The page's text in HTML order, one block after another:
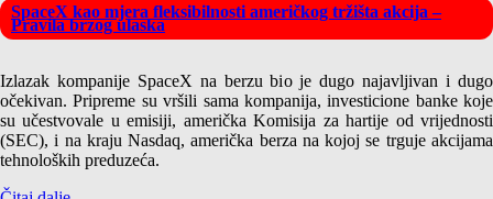
SpaceX kao mjera fleksibilnosti američkog tržišta akcija –
Pravila brzog ulaska
Izlazak kompanije SpaceX na berzu bio je dugo najavljivan i dugo
očekivan. Pripreme su vršili sama kompanija, investicione banke koje
su učestvovale u emisiji, američka Komisija za hartije od vrijednosti
(SEC), i na kraju Nasdaq, američka berza na kojoj se trguje akcijama
tehnoloških preduzeća.